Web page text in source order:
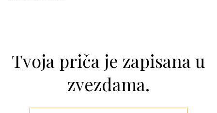
Tvoja priča je zapisana u
zvezdama.